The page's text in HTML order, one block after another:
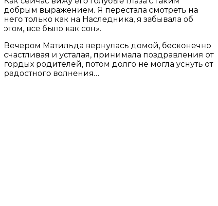
добрым выражением. Я перестала смотреть на
него только как на Наследника, я забывала об
этом, все было как сон».
Вечером Матильда вернулась домой, бесконечно
счастливая и усталая, принимала поздравления от
гордых родителей, потом долго не могла уснуть от
радостного волнения…